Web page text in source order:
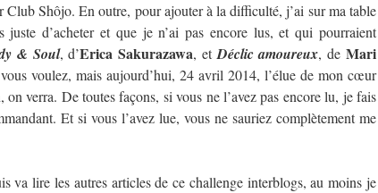
Club Shôjo. En outre, pour ajouter à la difficulté, j’ai sur ma table
d’acheter et que je n’ai pas encore lus, et qui pourraient
& Soul, d’Erica Sakurazawa, etDéclic amoureux, deMari
voulez, mais aujourd’hui, 24 avril 2014, l’élue de mon cœur
verra. De toutes façons, si vous ne l’avez pas encore lu, je fais
Et si vous l’avez lue, vous ne sauriez complètement me
va lire les autres articles de ce challenge interblogs, au moins je